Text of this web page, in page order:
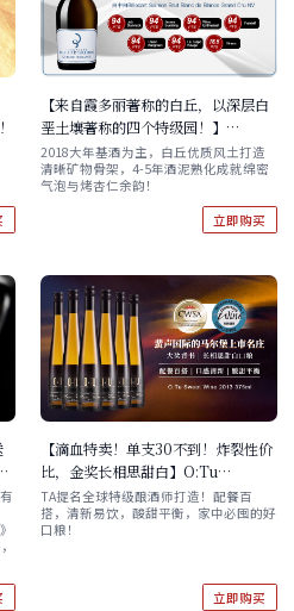
【来自霞多丽著称的白丘，以深层白
垩土壤著称的四个特级园！】
Billecart Salmon Brut Blanc de
Blancs Grand Cru NV
2018大年基酒为主，白丘优质风土打造
清晰矿物骨架，4-5年酒泥熟化成就绵密
气泡与烤杏仁余韵！
立即购买
【滴血特卖！单支30不到！炸裂性价
比，金奖长相思甜白】O:Tu
Sauvignon Blanc Sweet Wine
2013 375ml 六支原箱
TA提名全球特级酿酒师打造！配餐百
搭，清新易饮，酸甜平衡，家中必囤的好
口粮！
立即购买